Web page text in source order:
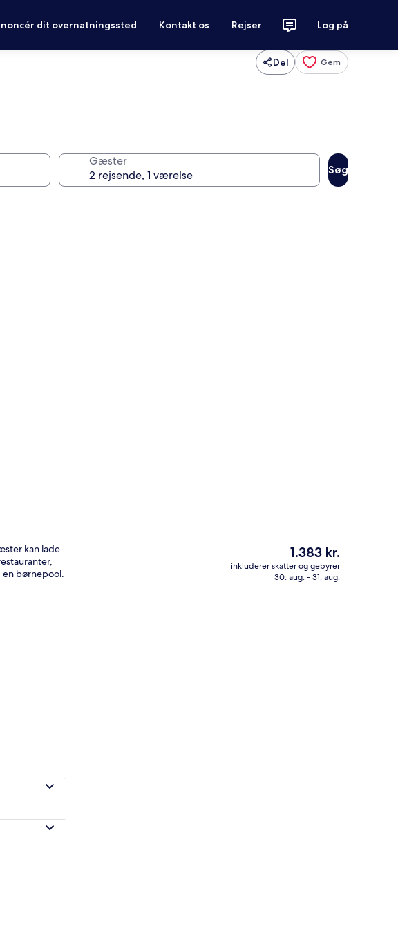
dit overnatningssted Kontakt os Rejser Log på
Del Gem
Gæster
Søg
kan lade
børnepool.
Den
nuværende
pris
1.383 kr.
inkluderer skatter og gebyrer
30. aug. - 31. aug.